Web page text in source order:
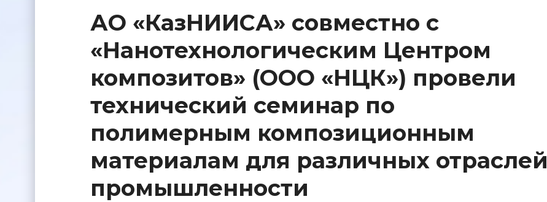
АО «КазНИИСА» совместно с
«Нанотехнологическим Центром
композитов» (ООО «НЦК») провели
технический семинар по
полимерным композиционным
материалам для различных отраслей
промышленности